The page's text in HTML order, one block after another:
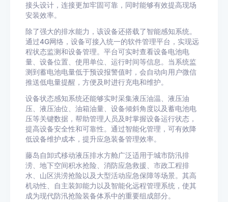
接头设计，连接更加牢固可靠，同时能够有效提高现场
安装效率。
除了强大的排水能力，该设备还搭载了智能感知系统。
通过4G网络，设备可接入统一的软件管理平台，实现远
程状态监测和设备管理。平台可实时查看设备电池电
量、设备位置、使用单位、运行时间等信息。当系统监
测到蓄电池电量低于预设报警值时，会自动向用户微信
推送低电量提醒，方便及时进行充电和维护。
设备状态感知系统还能够实时采集液压油温、液压油
压、液压油位、油箱油量、设备倾斜角度以及蓄电池电
压等关键数据，帮助管理人员及时掌握设备运行状态，
提高设备安全性和可靠性。通过智能化管理，可有效降
低设备维护成本，提升应急装备管理效率。
藤岛自卸式移动液压排水方舱广泛适用于城市防汛排
涝、地下空间积水抢险、消防应急救援、市政工程排
水、山区洪涝抢险以及大型活动应急保障等场景。其高
机动性、自主装卸能力以及智能化远程管理系统，使其
成为现代防汛抢险装备体系中的重要组成部分。